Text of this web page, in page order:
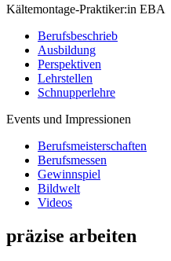
Kältemontage-Praktiker:in EBA
Berufsbeschrieb
Ausbildung
Perspektiven
Lehrstellen
Schnupperlehre
Events und Impressionen
Berufsmeisterschaften
Berufsmessen
Gewinnspiel
Bildwelt
Videos
präzise arbeiten